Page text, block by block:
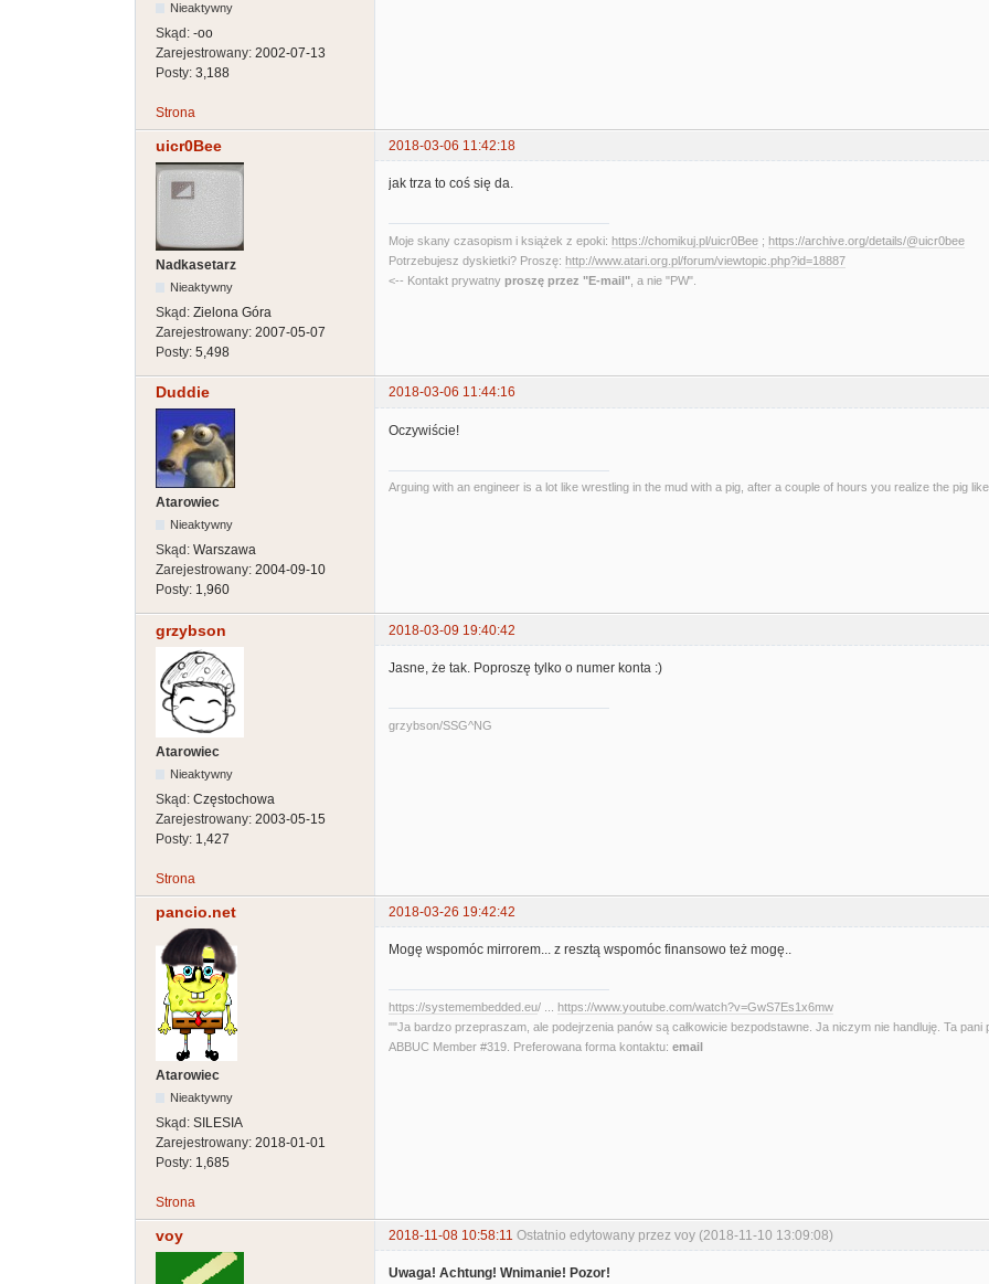
Nieaktywny
Skąd: -oo
Zarejestrowany: 2002-07-13
Posty: 3,188
Strona
uicr0Bee 2018-03-06 11:42:18
Nadkasetarz
Nieaktywny
Skąd: Zielona Góra
Zarejestrowany: 2007-05-07
Posty: 5,498
jak trza to coś się da.
Moje skany czasopism i książek z epoki: https://chomikuj.pl/uicr0Bee ; https://archive.org/details/@uicr0bee
Potrzebujesz dyskietki? Proszę: http://www.atari.org.pl/forum/viewtopic.php?id=18887
<-- Kontakt prywatny proszę przez "E-mail" , a nie "PW".
Duddie 2018-03-06 11:44:16
Atarowiec
Nieaktywny
Skąd: Warszawa
Zarejestrowany: 2004-09-10
Posty: 1,960
Oczywiście!
Arguing with an engineer is a lot like wrestling in the mud with a pig, after a couple of hours you realize the pig
grzybson 2018-03-09 19:40:42
Atarowiec
Nieaktywny
Skąd: Częstochowa
Zarejestrowany: 2003-05-15
Posty: 1,427
Jasne, że tak. Poproszę tylko o numer konta :)
grzybson/SSG^NG
Strona
pancio.net 2018-03-26 19:42:42
Atarowiec
Nieaktywny
Skąd: SILESIA
Zarejestrowany: 2018-01-01
Posty: 1,685
Mogę wspomóc mirrorem... z resztą wspomóc finansowo też mogę..
https://systemembedded.eu/ ... https://www.youtube.com/watch?v=GwS7Es1x6mw
""Ja bardzo przepraszam, ale podejrzenia panów są całkowicie bezpodstawne. Ja niczym nie handluję. Ta
ABBUC Member #319. Preferowana forma kontaktu: email
Strona
voy 2018-11-08 10:58:11 Ostatnio edytowany przez voy (2018-11-10 13:09:08)
Uwaga! Achtung! Wnimanie! Pozor!